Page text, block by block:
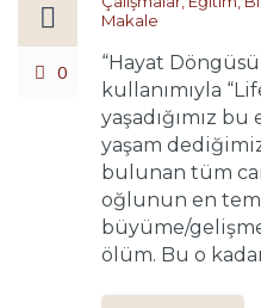
0
Makale
“Hayat
kullanımıyla
yaşadığımız
yaşam
bulunan tüm
oğlunun en
büyüme/
ölüm. Bu o